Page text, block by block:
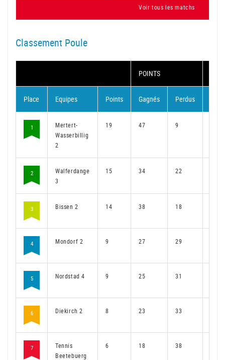
Voir tous les matchs
Classement Poule
POINTS
Place Equipes Points Gagnés Perdus
1
Mertert-
Wasserbillig
2
19 47 9
2
Walferdange
3
15 34 22
3 Bissen 2 14 38 18
4 Mondorf 2 9 27 29
5 Nordstad 4 9 25 31
6 Diekirch 2 8 23 33
7
Tennis
Beetebuerg
6 18 38